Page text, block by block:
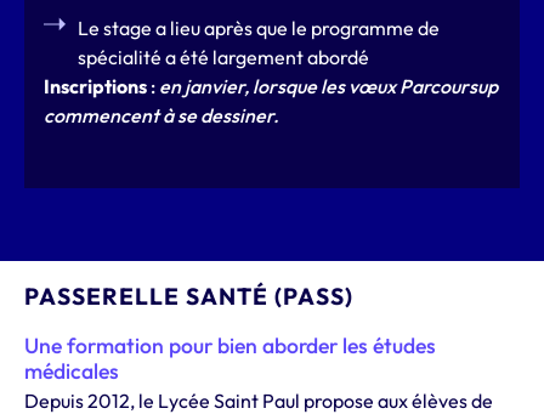
Le stage a lieu après que le programme de
spécialité a été largement abordé
Inscriptions : en janvier, lorsque les vœux Parcoursup
commencent à se dessiner.
PASSERELLE SANTÉ (PASS)
Une formation pour bien aborder les études
médicales
Depuis 2012, le Lycée Saint Paul propose aux élèves de